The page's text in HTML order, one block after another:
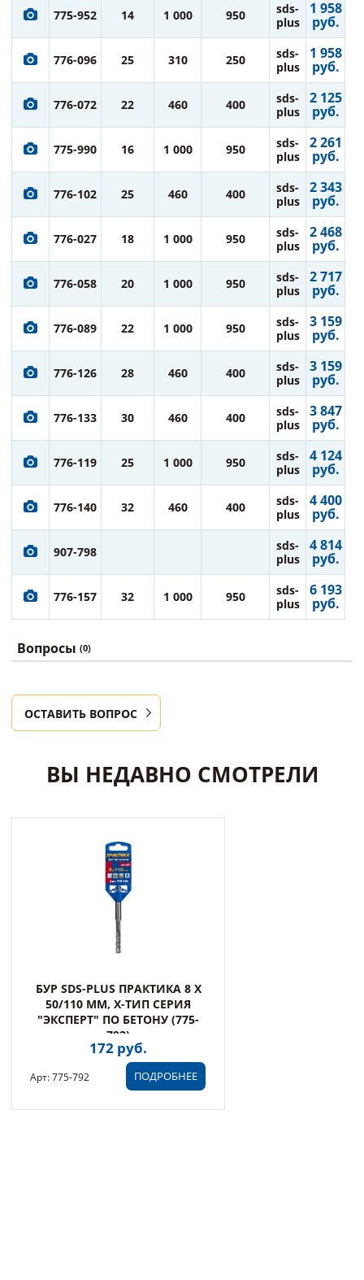
775-952 14 1 000 950
sds-
plus
1 958
руб.
776-096 25 310 250
sds-
plus
1 958
руб.
776-072 22 460 400
sds-
plus
2 125
руб.
775-990 16 1 000 950
sds-
plus
2 261
руб.
776-102 25 460 400
sds-
plus
2 343
руб.
776-027 18 1 000 950
sds-
plus
2 468
руб.
776-058 20 1 000 950
sds-
plus
2 717
руб.
776-089 22 1 000 950
sds-
plus
3 159
руб.
776-126 28 460 400
sds-
plus
3 159
руб.
776-133 30 460 400
sds-
plus
3 847
руб.
776-119 25 1 000 950
sds-
plus
4 124
руб.
776-140 32 460 400
sds-
plus
4 400
руб.
907-798
sds-
plus
4 814
руб.
776-157 32 1 000 950
sds-
plus
6 193
руб.
Вопросы (0)
ОСТАВИТЬ ВОПРОС
ВЫ НЕДАВНО СМОТРЕЛИ
БУР SDS-PLUS ПРАКТИКА 8 Х
50/110 ММ, Х-ТИП СЕРИЯ
"ЭКСПЕРТ" ПО БЕТОНУ (775-
792)
172 руб.
ПОДРОБНЕЕ
Арт: 775-792